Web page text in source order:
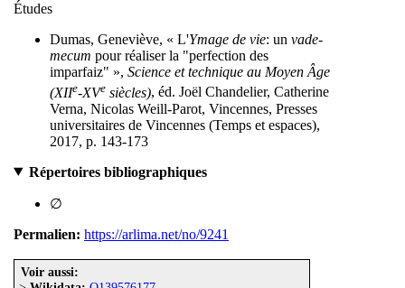
Études
Dumas, Geneviève, « L'Ymage de vie: un vade-
mecum pour réaliser la "perfection des
imparfaiz" », Science et technique au Moyen Âge
(XIIe-XVe siècles), éd. Joël Chandelier, Catherine
Verna, Nicolas Weill-Parot, Vincennes, Presses
universitaires de Vincennes (Temps et espaces),
2017, p. 143-173
Répertoires bibliographiques
∅
Permalien: https://arlima.net/no/9241
Voir aussi: